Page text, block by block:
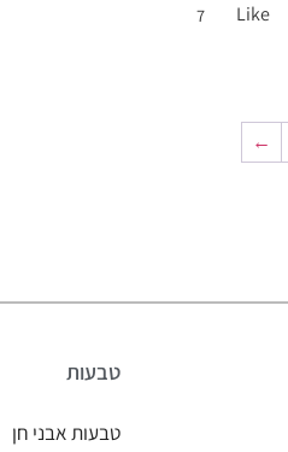
Like
7
←
טבעות
טבעות אבני חן